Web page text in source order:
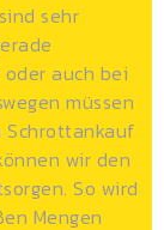
sehr
auch bei
müssen
Schrottankauf
wir den
So wird
Mengen